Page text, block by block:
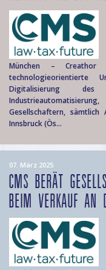
München – Creathor
technologieorientierte
Digitalisierung
Gesellschaftern,
Innsbruck (Ös...
07. März 2025
CMS BERÄT
BEIM VERKAUF AN